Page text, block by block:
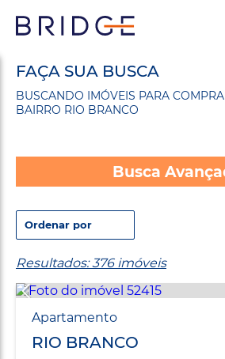
FAÇA SUA BUSCA
BUSCANDO IMÓVEIS PARA
BAIRRO RIO BRANCO
Busca
Resultados: 376 imóveis
Apartamento
RIO BRANCO